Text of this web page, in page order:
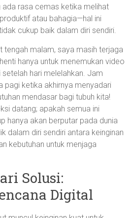
ada rasa cemas ketika melihat
atau bahagia—hal ini
cukup baik dalam diri sendiri.
tengah malam, saya masih terjaga
hanya untuk menemukan video
hari melelahkan. Jam
pagi ketika akhirnya menyadari
mendasar bagi tubuh kita!
datang; apakah semua ini
hanya akan berputar pada dunia
dalam diri sendiri antara keinginan
kebutuhan untuk menjaga
Solusi:
Digital